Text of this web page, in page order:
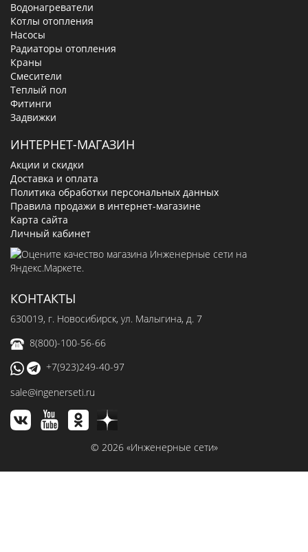
Водонагреватели
Котлы отопления
Насосы
Радиаторы отопления
Краны
Смесители
Теплый пол
Фитинги
Задвижки
ИНТЕРНЕТ-МАГАЗИН
Акции и скидки
Доставка и оплата
Политика обработки персональных данных
Правила продажи в интернет-магазине
Карта сайта
Личный кабинет
КОНТАКТЫ
630019, г. Новосибирск, ул. Малыгина, д. 7
8(800)-100-56-66
+7(923)249-40-97
sale@ingenerseti.ru
© 2026 «Инженерные сети»